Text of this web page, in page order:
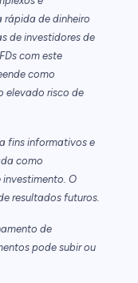
rápida de dinheiro
de investidores de
com este
como
elevado risco de
fins informativos e
como
O
resultados futuros.
de
pode subir ou